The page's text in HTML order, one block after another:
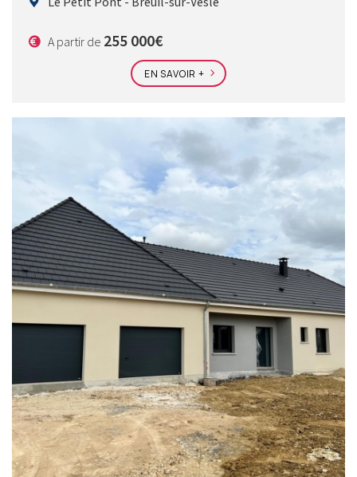
A partir de 255 000€
EN SAVOIR +